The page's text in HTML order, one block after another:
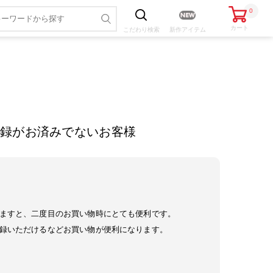
こだわり 検索 新作アイテム
0
カート
がお済みでないお客様
すと、二度目のお買い物時にとても便利です。
いただけるなどお買い物が便利になります。